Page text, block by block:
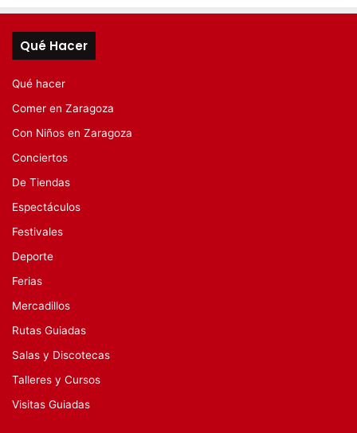
Qué Hacer
Qué hacer
Comer en Zaragoza
Con Niños en Zaragoza
Conciertos
De Tiendas
Espectáculos
Festivales
Deporte
Ferias
Mercadillos
Rutas Guiadas
Salas y Discotecas
Talleres y Cursos
Visitas Guiadas